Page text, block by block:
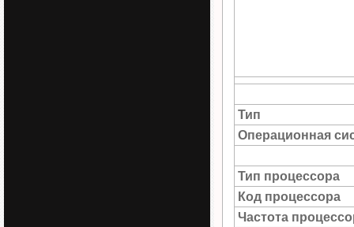
Тип
Операционная
Тип процессора
Код процессора
Частота